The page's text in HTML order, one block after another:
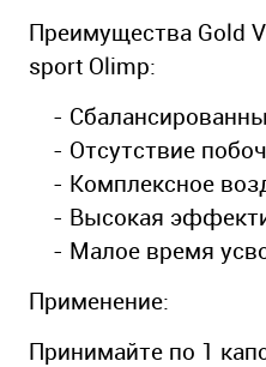
Преимущества Gold
sport Olimp:
-
- Отсутствие
- Комплексное
- Высокая
- Малое время
Применение:
Принимайте по 1